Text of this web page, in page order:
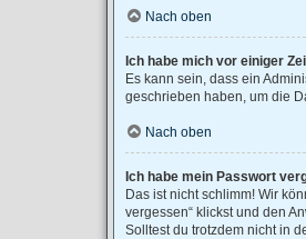
Nach oben
Ich habe mich vor einiger
Es kann sein, dass ein
geschrieben haben, um die
Nach oben
Ich habe mein Passwort
Das ist nicht schlimm! Wir
vergessen“ klickst und den
Solltest du trotzdem nicht in